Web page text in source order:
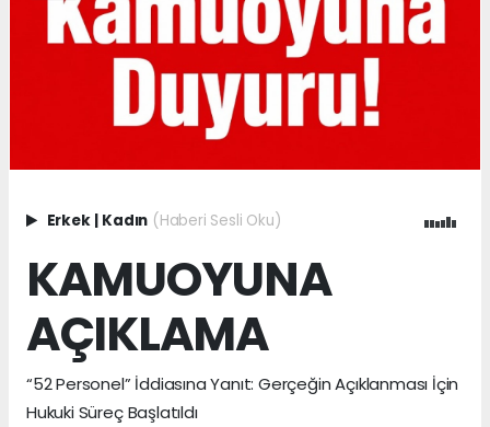
Erkek | Kadın (Haberi Sesli Oku)
KAMUOYUNA
AÇIKLAMA
“52 Personel” İddiasına Yanıt: Gerçeğin Açıklanması İçin
Hukuki Süreç Başlatıldı